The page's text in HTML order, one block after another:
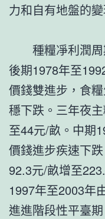
力和自有地盤的變
種糧凈利潤
後期1978年至
價錢雙進步，食
穩下跌。三年夜
至44元/畝。中期
價錢進步疾速下
92.3元/畝增至
1997年至2003年
進進階段性平臺